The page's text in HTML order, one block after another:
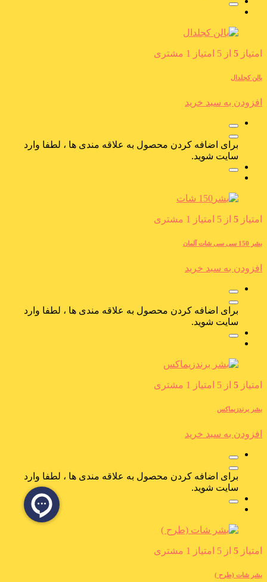
امتیاز 5 از 5 امتیاز 1 مشتری
بالن کجلدال
افزودن به سبد خرید
برای اضافه کردن محصول به علاقه مندی ها ، لطفا وارد
سایت شوید.
امتیاز 5 از 5 امتیاز 1 مشتری
بشر 150 سی سی شات آلمان
افزودن به سبد خرید
برای اضافه کردن محصول به علاقه مندی ها ، لطفا وارد
سایت شوید.
امتیاز 5 از 5 امتیاز 1 مشتری
بشر برندزیماکس
افزودن به سبد خرید
برای اضافه کردن محصول به علاقه مندی ها ، لطفا وارد
سایت شوید.
امتیاز 5 از 5 امتیاز 1 مشتری
بشر شات (طرح )